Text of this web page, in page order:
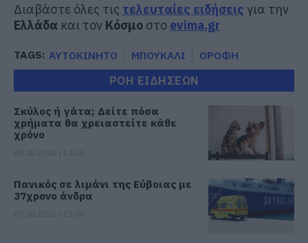
Διαβάστε όλες τις τελευταίες ειδήσεις για την
Ελλάδα και τον Κόσμο στο evima.gr
TAGS: ΑΥΤΟΚΙΝΗΤΟ ΜΠΟΥΚΑΛΙ ΟΡΟΦΗ
ΡΟΗ ΕΙΔΗΣΕΩΝ
Σκύλος ή γάτα; Δείτε πόσα
χρήματα θα χρειαστείτε κάθε
χρόνο
Πανικός σε λιμάνι της Εύβοιας με
37χρονο άνδρα